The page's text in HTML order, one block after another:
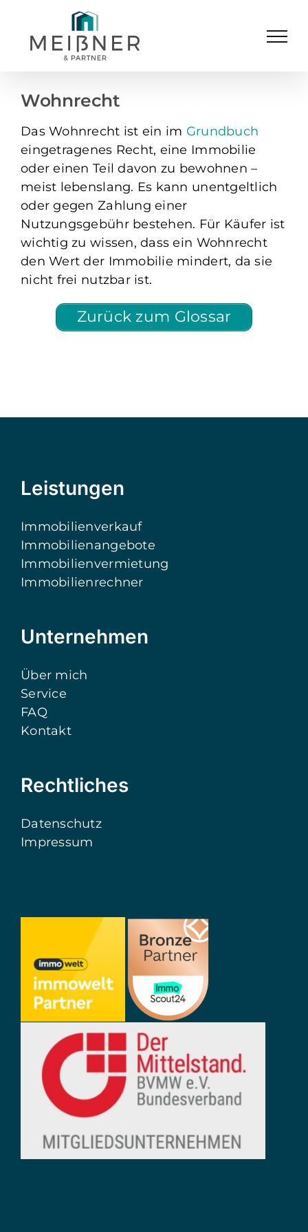
content
Wohnrecht
Das Wohnrecht ist ein im Grundbuch
eingetragenes Recht, eine Immobilie
oder einen Teil davon zu bewohnen –
meist lebenslang. Es kann unentgeltlich
oder gegen Zahlung einer
Nutzungsgebühr bestehen. Für Käufer ist
wichtig zu wissen, dass ein Wohnrecht
den Wert der Immobilie mindert, da sie
nicht frei nutzbar ist.
Zurück zum Glossar
Leistungen
Immobilienverkauf
Immobilienangebote
Immobilienvermietung
Immobilienrechner
Unternehmen
Über mich
Service
FAQ
Kontakt
Rechtliches
Datenschutz
Impressum